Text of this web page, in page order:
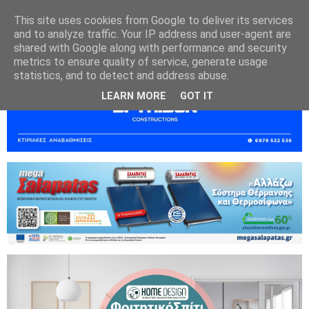
This site uses cookies from Google to deliver its services
and to analyze traffic. Your IP address and user-agent are
shared with Google along with performance and security
metrics to ensure quality of service, generate usage
statistics, and to detect and address abuse.
LEARN MORE GOT IT